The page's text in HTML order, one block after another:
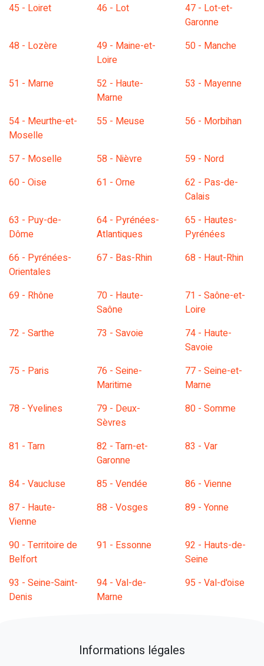
45 - Loiret
46 - Lot
47 - Lot-et-
Garonne
48 - Lozère
49 - Maine-et-
Loire
50 - Manche
51 - Marne
52 - Haute-
Marne
53 - Mayenne
54 - Meurthe-et-
Moselle
55 - Meuse 56 - Morbihan
57 - Moselle 58 - Nièvre
59 - Nord
60 - Oise
61 - Orne
62 - Pas-de-
Calais
63 - Puy-de-
Dôme
64 - Pyrénées-
Atlantiques
65 - Hautes-
Pyrénées
66 - Pyrénées-
Orientales
67 - Bas-Rhin 68 - Haut-Rhin
69 - Rhône
70 - Haute-
Saône
71 - Saône-et-
Loire
72 - Sarthe
73 - Savoie
74 - Haute-
Savoie
75 - Paris
76 - Seine-
Maritime
77 - Seine-et-
Marne
78 - Yvelines
79 - Deux-
Sèvres
80 - Somme
81 - Tarn
82 - Tarn-et-
Garonne
83 - Var
84 - Vaucluse 85 - Vendée
86 - Vienne
87 - Haute-
Vienne
88 - Vosges 89 - Yonne
90 - Territoire de
Belfort
91 - Essonne
92 - Hauts-de-
Seine
93 - Seine-Saint-
Denis
94 - Val-de-
Marne
95 - Val-d'oise
Informations légales